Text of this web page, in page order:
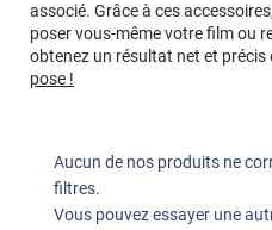
associé. Grâce à ces
poser vous-même votre film ou
obtenez un résultat net et
pose !
Aucun de nos produits ne
filtres.
Vous pouvez essayer une